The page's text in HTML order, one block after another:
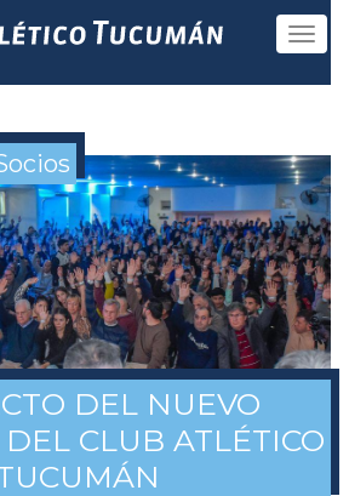
Toggle
DEL NUEVO
CLUB ATLÉTICO